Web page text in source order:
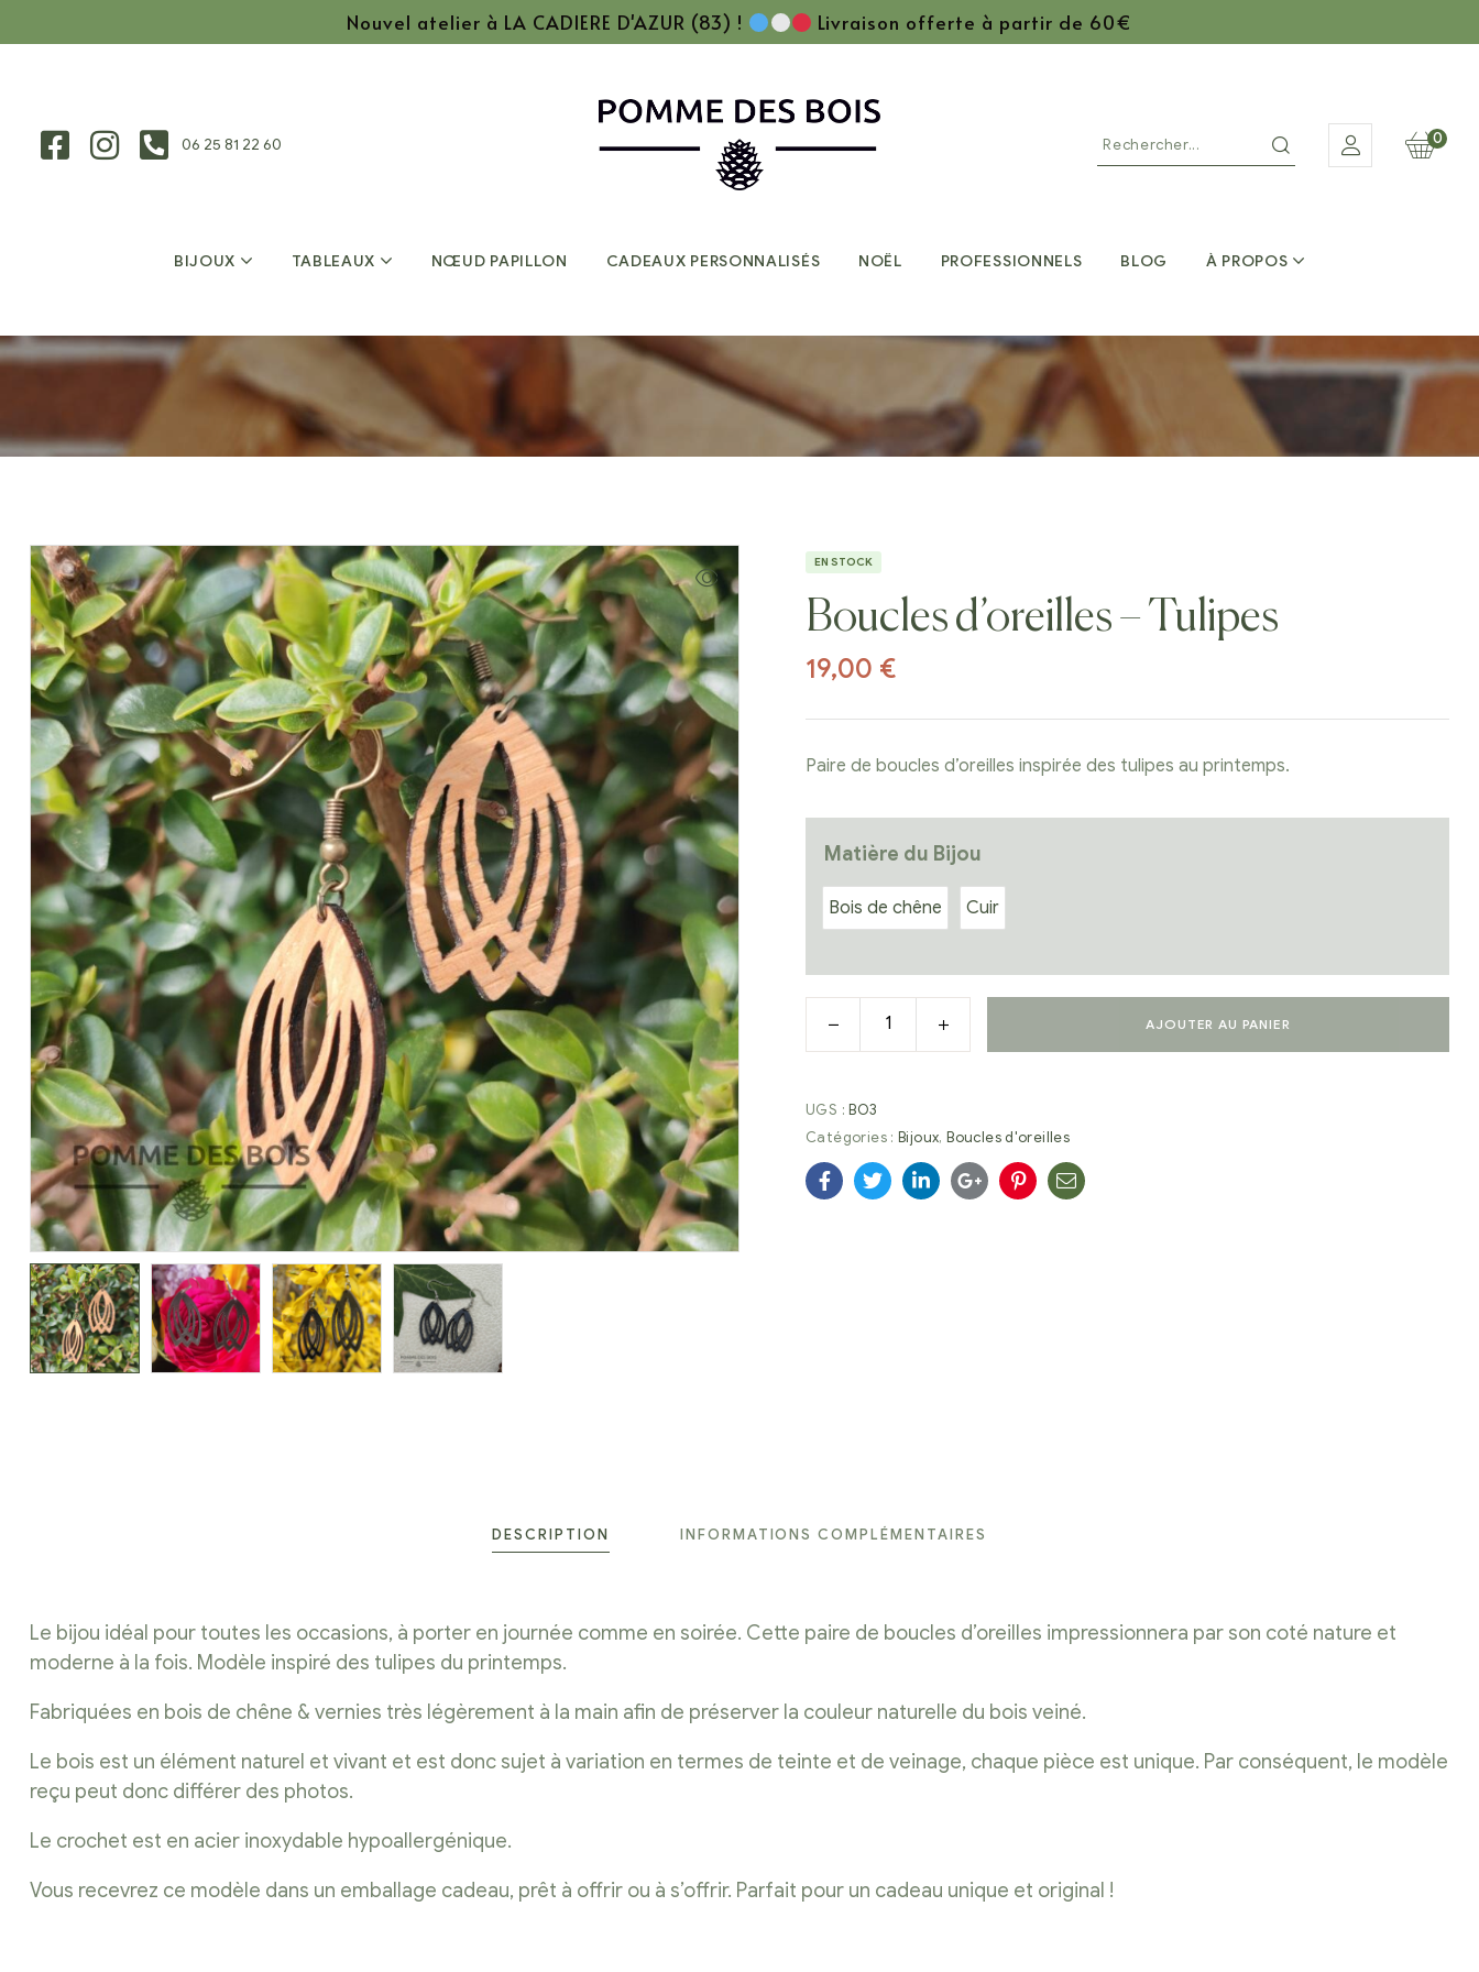
Nouvel atelier à LA CADIERE D'AZUR (83) ! Livraison offerte à partir de 60€
06 25 81 22 60 0
BIJOUX TABLEAUX NŒUD PAPILLON CADEAUX PERSONNALISÉS NOËL PROFESSIONNELS BLOG À PROPOS
EN STOCK
Boucles d’oreilles – Tulipes
19,00 €
Paire de boucles d’oreilles inspirée des tulipes au printemps.
Matière du Bijou
Bois de chêne Cuir
AJOUTER AU PANIER
UGS :BO3
Catégories :Bijoux,Boucles d'oreilles
Facebook
TwitterLinkedinGoogle+Pinterest
E-
DESCRIPTION INFORMATIONS COMPLÉMENTAIRES
Le bijou idéal pour toutes les occasions, à porter en journée comme en soirée. Cette paire de boucles d’oreilles impressionnera par son coté nature et
moderne à la fois. Modèle inspiré des tulipes du printemps.
Fabriquées en bois de chêne & vernies très légèrement à la main afin de préserver la couleur naturelle du bois veiné.
Le bois est un élément naturel et vivant et est donc sujet à variation en termes de teinte et de veinage, chaque pièce est unique. Par conséquent, le modèle
reçu peut donc différer des photos.
Le crochet est en acier inoxydable hypoallergénique.
Vous recevrez ce modèle dans un emballage cadeau, prêt à offrir ou à s’offrir. Parfait pour un cadeau unique et original !